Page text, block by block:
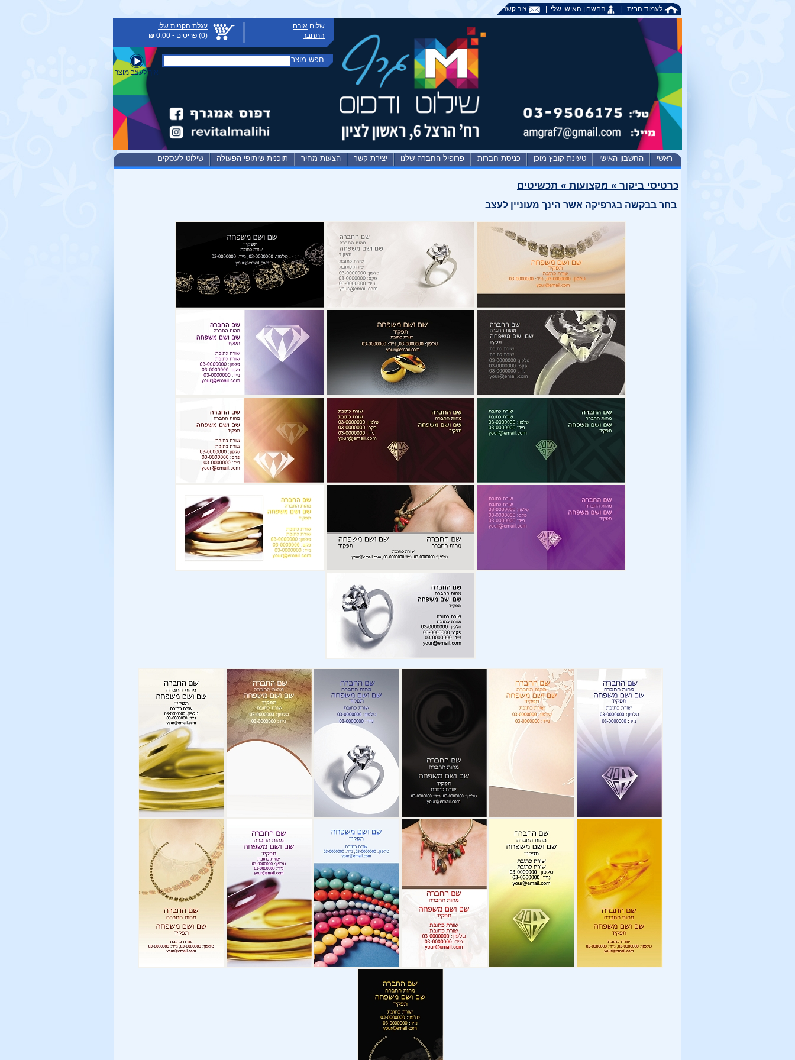
לעמוד הבית החשבון האישי שלי צור קשר
עגלת הקניות שלי
(0) פריטים - 0.00 ₪
שלום אורח
התחבר
חפש מוצר
איך לעצב מוצר
ראשי החשבון האישי טעינת קובץ מוכן כניסת חברות פרופיל החברה שלנו יצירת קשר הצעות מחיר תוכנית שיתופי הפעולה שילוט לעסקים
כרטיסי ביקור » מקצועות » תכשיטים
בחר בבקשה בגרפיקה אשר הינך מעוניין לעצב